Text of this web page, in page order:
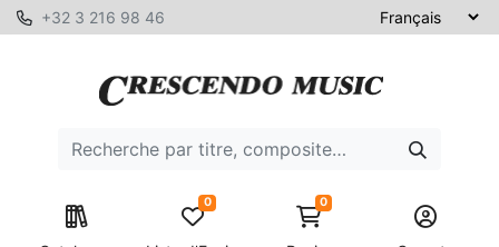
+32 3 216 98 46
0 0